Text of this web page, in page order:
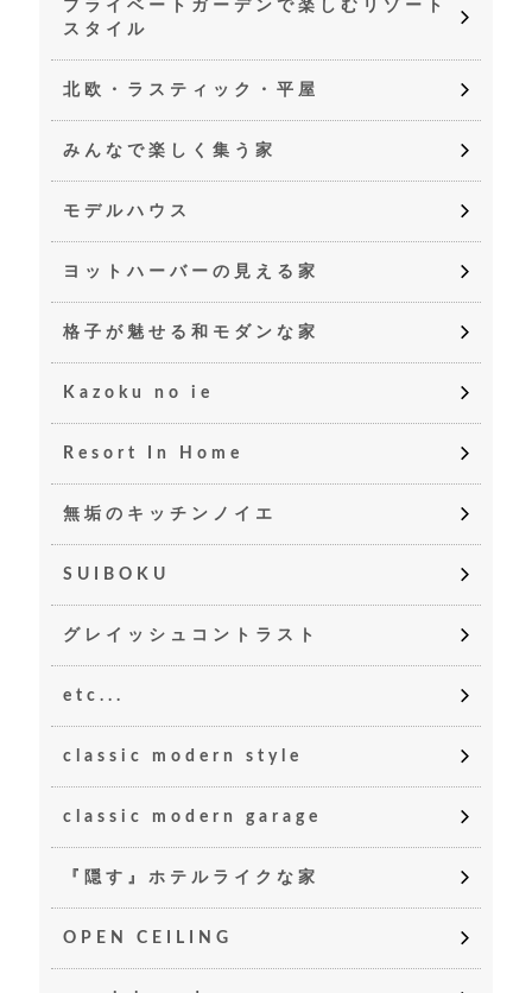
プライベートガーデンで楽しむリゾート
スタイル
北欧・ラスティック・平屋
みんなで楽しく集う家
モデルハウス
ヨットハーバーの見える家
格子が魅せる和モダンな家
Kazoku no ie
Resort In Home
無垢のキッチンノイエ
SUIBOKU
グレイッシュコントラスト
etc...
classic modern style
classic modern garage
『隠す』ホテルライクな家
OPEN CEILING